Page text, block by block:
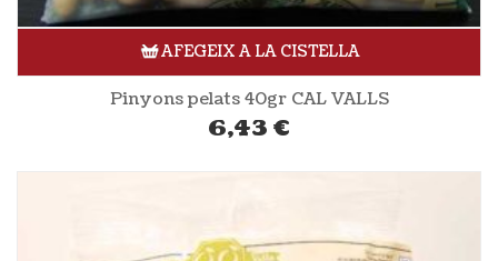
AFEGEIX A LA CISTELLA
Pinyons pelats 40gr CAL VALLS
6,43 €